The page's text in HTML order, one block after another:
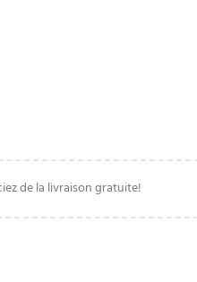
de la livraison gratuite!